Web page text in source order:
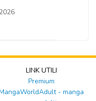
LINK UTILI
Premium
- manga